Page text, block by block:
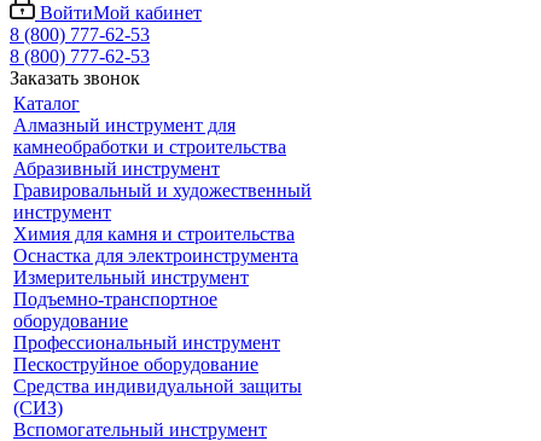
ВойтиМой кабинет
8 (800) 777-62-53
8 (800) 777-62-53
Заказать звонок
Каталог
Алмазный инструмент для
камнеобработки и строительства
Абразивный инструмент
Гравировальный и художественный
инструмент
Химия для камня и строительства
Оснастка для электроинструмента
Измерительный инструмент
Подъемно-транспортное
оборудование
Профессиональный инструмент
Пескоструйное оборудование
Средства индивидуальной защиты
(СИЗ)
Вспомогательный инструмент